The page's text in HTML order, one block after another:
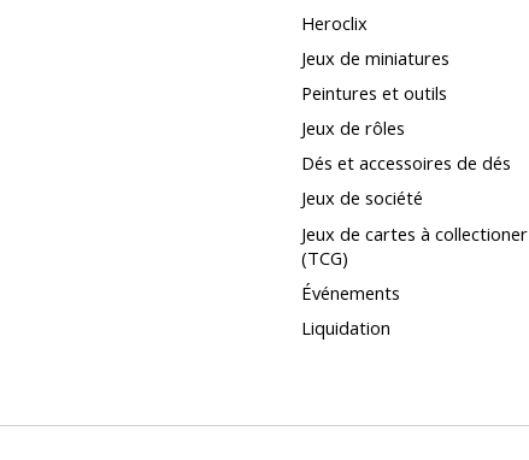
Heroclix
Jeux de miniatures
Peintures et outils
Jeux de rôles
Dés et accessoires de dés
Jeux de société
Jeux de cartes à collectioner
(TCG)
Événements
Liquidation